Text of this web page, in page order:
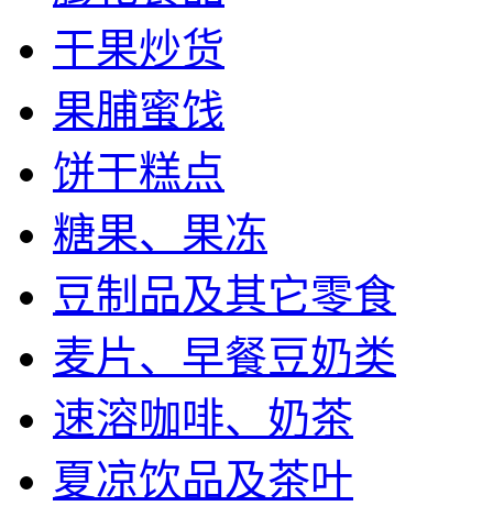
干果炒货
果脯蜜饯
饼干糕点
糖果、果冻
豆制品及其它零食
麦片、早餐豆奶类
速溶咖啡、奶茶
夏凉饮品及茶叶